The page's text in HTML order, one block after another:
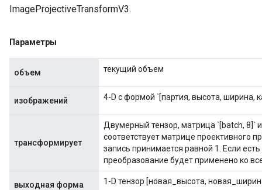
ImageProjectiveTransformV3.
Параметры
объем текущий объем
изображений 4-D с формой `[партия, высота, ширина,
трансформирует
Двумерный тензор, матрица `[batch, 8]`
соответствует матрице проективного
запись принимается равной 1. Если
преобразование будет применено ко
выходная форма 1-D тензор [новая_высота,